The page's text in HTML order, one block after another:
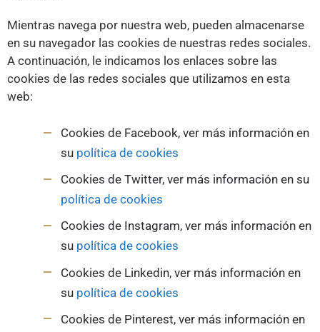
Mientras navega por nuestra web, pueden almacenarse
en su navegador las cookies de nuestras redes sociales.
A continuación, le indicamos los enlaces sobre las
cookies de las redes sociales que utilizamos en esta
web:
Cookies de Facebook, ver más información en
su política de cookies
Cookies de Twitter, ver más información en su
política de cookies
Cookies de Instagram, ver más información en
su política de cookies
Cookies de Linkedin, ver más información en
su política de cookies
Cookies de Pinterest, ver más información en